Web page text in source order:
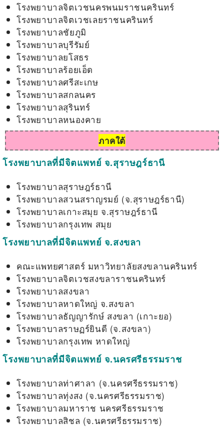
โรงพยาบาลจิตเวชนครพนมราชนครินทร์
โรงพยาบาลจิตเวชเลยราชนครินทร์
โรงพยาบาลชัยภูมิ
โรงพยาบาลบุรีรัมย์
โรงพยาบาลยโสธร
โรงพยาบาลร้อยเอ็ด
โรงพยาบาลศรีสะเกษ
โรงพยาบาลสกลนคร
โรงพยาบาลสุรินทร์
โรงพยาบาลหนองคาย
ภาคใต้
โรงพยาบาลที่มีจิตแพทย์ จ.สุราษฎร์ธานี
โรงพยาบาลสุราษฎร์ธานี
โรงพยาบาลสวนสราญรมย์ (จ.สุราษฎร์ธานี)
โรงพยาบาลเกาะสมุย จ.สุราษฎร์ธานี
โรงพยาบาลกรุงเทพ สมุย
โรงพยาบาลที่มีจิตแพทย์ จ.สงขลา
คณะแพทยศาสตร์ มหาวิทยาลัยสงขลานครินทร์
โรงพยาบาลจิตเวชสงขลาราชนครินทร์
โรงพยาบาลสงขลา
โรงพยาบาลหาดใหญ่ จ.สงขลา
โรงพยาบาลธัญญารักษ์ สงขลา (เกาะยอ)
โรงพยาบาลราษฏร์ยินดี (จ.สงขลา)
โรงพยาบาลกรุงเทพ หาดใหญ่
โรงพยาบาลที่มีจิตแพทย์ จ.นครศรีธรรมราช
โรงพยาบาลท่าศาลา (จ.นครศรีธรรมราช)
โรงพยาบาลทุ่งสง (จ.นครศรีธรรมราช)
โรงพยาบาลมหาราช นครศรีธรรมราช
โรงพยาบาลสิชล (จ.นครศรีธรรมราช)